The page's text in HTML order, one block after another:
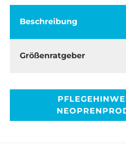
Beschreibung
Größenratgeber